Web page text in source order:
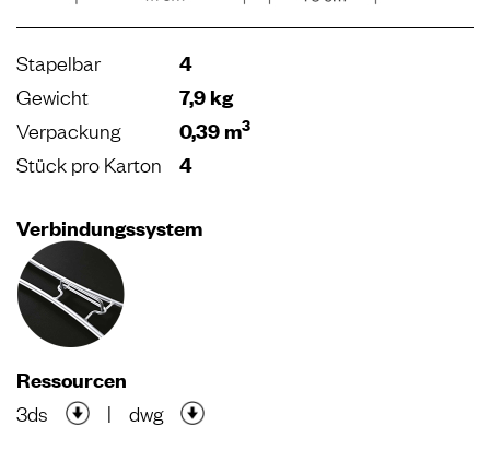
Stapelbar 4
Gewicht 7,9 kg
Verpackung 0,39 m3
Stück pro Karton 4
Verbindungssystem
Ressourcen
3ds |
dwg